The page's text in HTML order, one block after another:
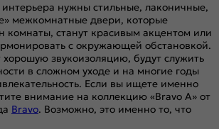
нужны стильные, лаконичные,
межкомнатные двери, которые
комнаты, станут красивым акцентом или
с окружающей обстановкой.
звукоизоляцию, будут служить
в сложном уходе и на многие годы
Если вы ищете именно
внимание на коллекцию «Bravo A» от
Bravo. Возможно, это именно то, что